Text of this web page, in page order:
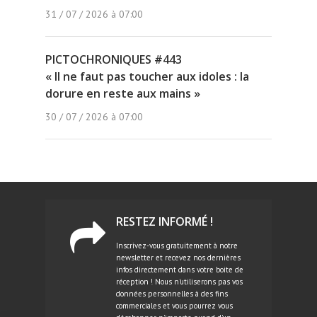
31 / 07 / 2026 à 07:00
PICTOCHRONIQUES #443
« Il ne faut pas toucher aux idoles : la
dorure en reste aux mains »
30 / 07 / 2026 à 07:00
RESTEZ INFORMÉ !
Inscrivez-vous gratuitement à notre
newsletter et recevez nos dernières
infos directement dans votre boite de
réception ! Nous n'utiliserons pas vos
données personnelles à des fins
commerciales et vous pourrez vous